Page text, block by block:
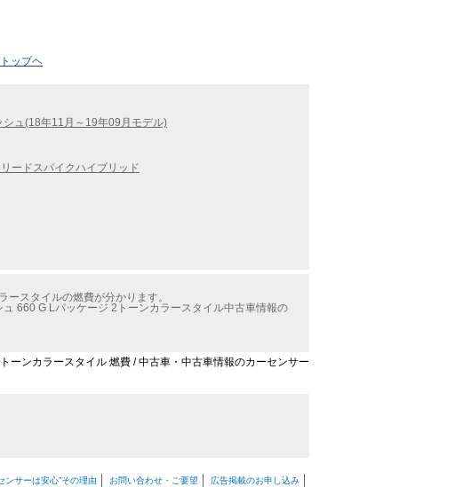
ップヘ
シュ(18年11月～19年09月モデル)
ードスパイクハイブリッド
スタイルの燃費が分かります。
660 G Lパッケージ 2トーンカラースタイル中古車情報の
ーンカラースタイル 燃費 / 中古車・中古車情報のカーセンサー
ンサーは安心”その理由 お問い合わせ・ご要望 広告掲載のお申し込み